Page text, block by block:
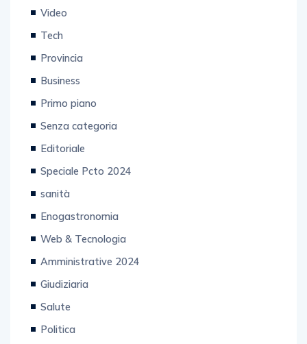
Video
Tech
Provincia
Business
Primo piano
Senza categoria
Editoriale
Speciale Pcto 2024
sanità
Enogastronomia
Web & Tecnologia
Amministrative 2024
Giudiziaria
Salute
Politica